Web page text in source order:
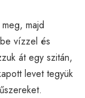
majd
vízzel és
át egy szitán,
levet tegyük